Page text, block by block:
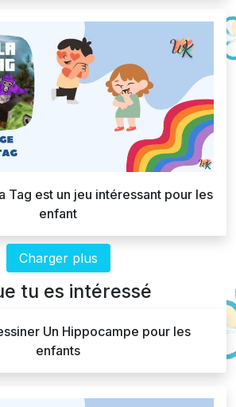
Tag est un jeu intéressant pour les
enfant
Charger plus
tu es intéressé
Un Hippocampe pour les
enfants